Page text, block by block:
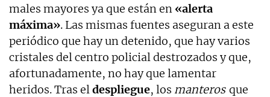
males mayores ya que están en «alerta
máxima». Las mismas fuentes aseguran a este
periódico que hay un detenido, que hay varios
cristales del centro policial destrozados y que,
afortunadamente, no hay que lamentar
heridos. Tras eldespliegue, los manteros que